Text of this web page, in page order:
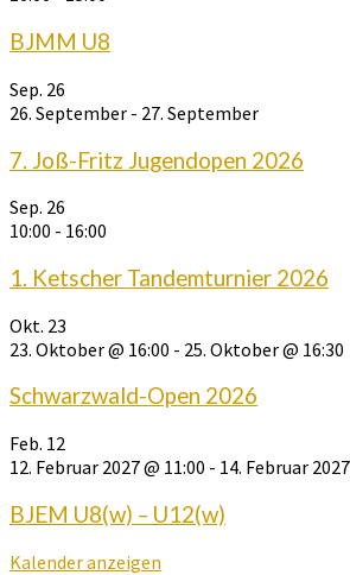
BJMM U8
Sep. 26
26. September - 27. September
7. Joß-Fritz Jugendopen 2026
Sep. 26
10:00 - 16:00
1. Ketscher Tandemturnier 2026
Okt. 23
23. Oktober @ 16:00 - 25. Oktober @ 16:30
Schwarzwald-Open 2026
Feb. 12
12. Februar 2027 @ 11:00 - 14. Februar
BJEM U8(w) – U12(w)
Kalender anzeigen